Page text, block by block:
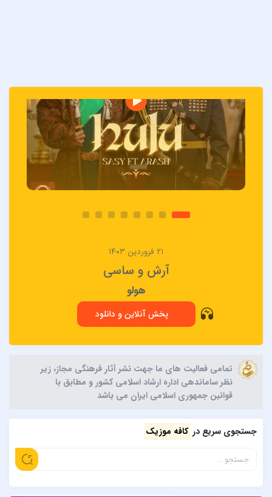
۲۱ فروردین ۱۴۰۳
آرش و ساسی
هولو
پخش آنلاین و دانلود
تمامی فعالیت های ما جهت نشر آثار فرهنگی مجاز، زیر
نظر ساماندهی اداره ارشاد اسلامی کشور و مطابق با
قوانین جمهوری اسلامی ایران می باشد
جستجوی سریع در کافه موزیک